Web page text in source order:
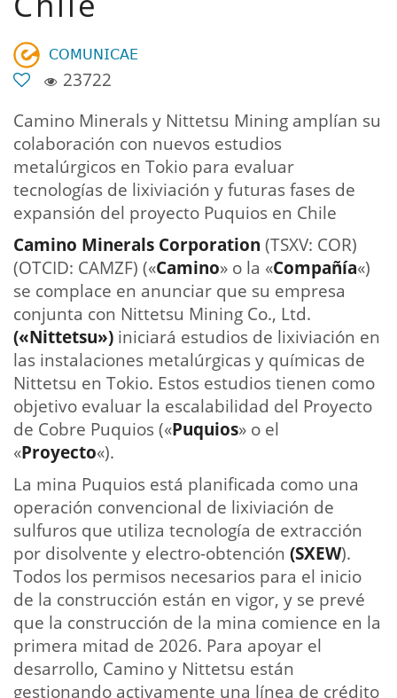
𝖢𝖮𝖬𝖴𝖭𝖨𝖢𝖠𝖤
23722
Camino Minerals y Nittetsu Mining amplían su
colaboración con nuevos estudios
metalúrgicos en Tokio para evaluar
tecnologías de lixiviación y futuras fases de
expansión del proyecto Puquios en Chile
Camino Minerals Corporation (TSXV: COR)
(OTCID: CAMZF) («Camino» o la «Compañía«)
se complace en anunciar que su empresa
conjunta con Nittetsu Mining Co., Ltd.
(«Nittetsu») iniciará estudios de lixiviación en
las instalaciones metalúrgicas y químicas de
Nittetsu en Tokio. Estos estudios tienen como
objetivo evaluar la escalabilidad del Proyecto
de Cobre Puquios («Puquios» o el
«Proyecto«).
La mina Puquios está planificada como una
operación convencional de lixiviación de
sulfuros que utiliza tecnología de extracción
por disolvente y electro-obtención (SXEW).
Todos los permisos necesarios para el inicio
de la construcción están en vigor, y se prevé
que la construcción de la mina comience en la
primera mitad de 2026. Para apoyar el
desarrollo, Camino y Nittetsu están
gestionando activamente una línea de crédito